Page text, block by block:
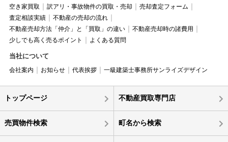
空き家買取
訳アリ・事故物件の買取・売却
売却査定フォーム
査定相談実績
不動産の売却の流れ
不動産売却方法「仲介」と「買取」の違い
不動産売却時の諸費用
少しでも高く売るポイント
よくある質問
当社について
会社案内 お知らせ 代表挨拶 一級建築士事務所サンライズデザイン
トップページ 不動産買取専門店
売買物件検索 町名から検索